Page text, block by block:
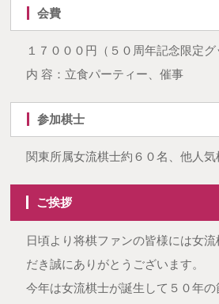
会費
１７０００円（５０周年記念限定グ
内 容：立食パーティー、催事
参加棋士
関東所属女流棋士約６０名、他人
ご挨拶
日頃より将棋ファンの皆様には女
だき誠にありがとうございます。
今年は女流棋士が誕生して５０年の